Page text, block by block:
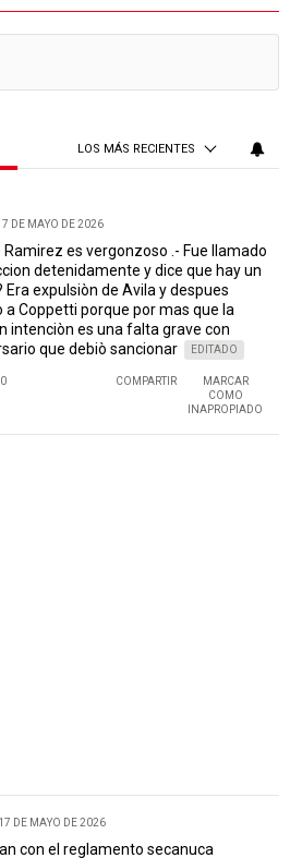
LOS MÁS RECIENTES
DE MAYO DE 2026
es vergonzoso .- Fue llamado
detenidamente y dice que hay un
Era expulsiòn de Avila y despues
a Coppetti porque por mas que la
intenciòn es una falta grave con
que debiò sancionar
EDITADO
0 COMPARTIR
MARCAR
COMO
INAPROPIADO
17 DE MAYO DE 2026
con el reglamento secanuca